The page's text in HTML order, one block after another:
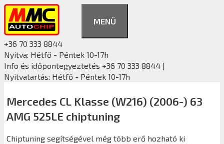
Kilépés
tartalomba
MENÜ
+36 70 333 8844
Nyitva: Hétfő - Péntek 10-17h
Info és időpontegyeztetés +36 70 333 8844 |
Nyitvatartás: Hétfő - Péntek 10-17h
Mercedes CL Klasse (W216) (2006-) 63
AMG 525LE chiptuning
Chiptuning segítségével még több erő hozható ki